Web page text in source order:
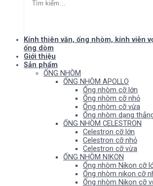
Kính thiên văn, ống nhòm, kính viễn
ống dòm
Giới thiệu
Sản phẩm
ỐNG NHÒM
ỐNG NHÒM APOLLO
Ống nhòm cỡ lớn
Ống nhòm cỡ nhỏ
Ống nhòm cỡ vừa
Ống nhòm dạng
ỐNG NHÒM CELESTRON
Celestron cỡ lớn
Celestron cỡ nhỏ
Celestron cỡ vừa
ỐNG NHÒM NIKON
Ống nhòm Nikon cỡ
Ống nhòm nikon cỡ
Ống nhòm Nikon cỡ